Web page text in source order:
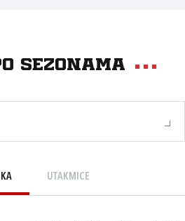
sezonama
UTAKMICE